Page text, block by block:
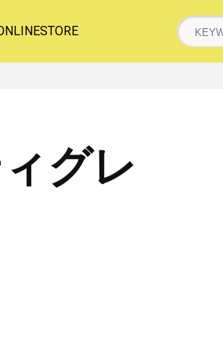
グレ